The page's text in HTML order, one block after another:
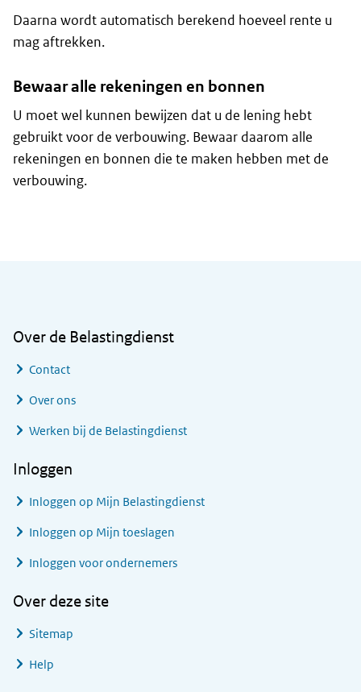
Daarna wordt automatisch berekend hoeveel rente u
mag aftrekken.
Bewaar alle rekeningen en bonnen
U moet wel kunnen bewijzen dat u de lening hebt
gebruikt voor de verbouwing. Bewaar daarom alle
rekeningen en bonnen die te maken hebben met de
verbouwing.
Over de Belastingdienst
Contact
Over ons
Werken bij de Belastingdienst
Inloggen
Inloggen op Mijn Belastingdienst
Inloggen op Mijn toeslagen
Inloggen voor ondernemers
Over deze site
Sitemap
Help